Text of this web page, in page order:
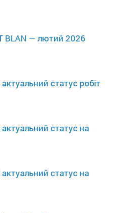
BLAN — лютий 2026
статус робіт
статус на
статус на